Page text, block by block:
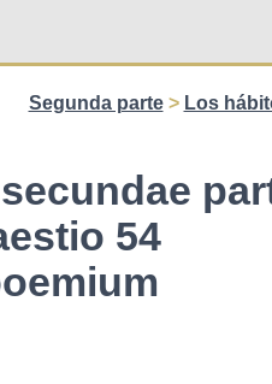
Segunda parte> Los
54